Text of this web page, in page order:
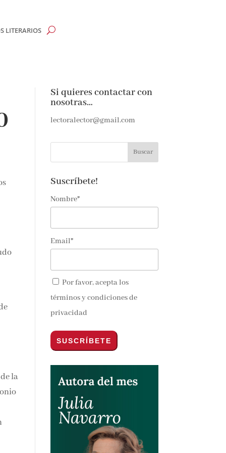
LITERARIOS
Si quieres contactar con
nosotras…
lectoralector@gmail.com
Suscríbete!
Nombre*
Email*
Por favor, acepta los
términos y condiciones de
privacidad
y